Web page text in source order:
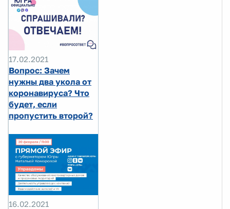
17.02.2021
Вопрос: Зачем
нужны два укола от
коронавируса? Что
будет, если
пропустить второй?
16.02.2021